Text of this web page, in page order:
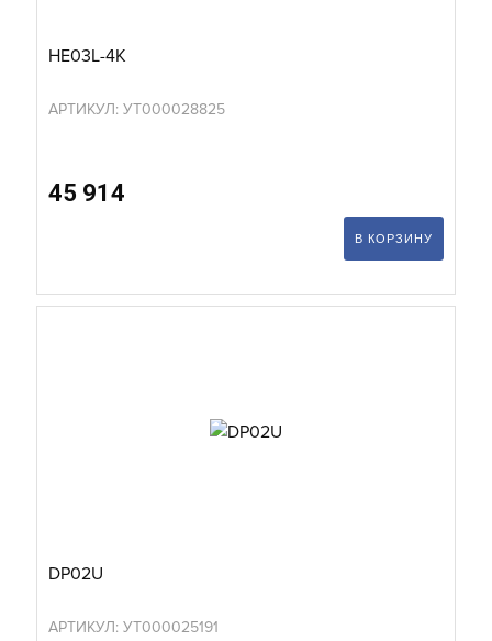
HE03L-4K
АРТИКУЛ: УТ000028825
45 914
В КОРЗИНУ
DP02U
АРТИКУЛ: УТ000025191